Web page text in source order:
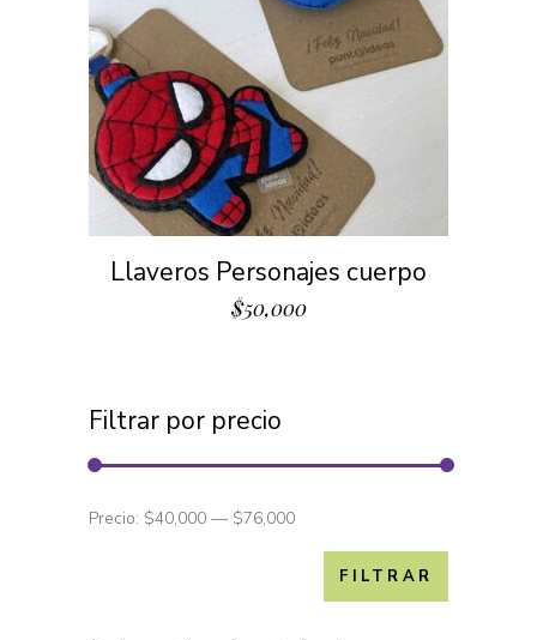
Llaveros Personajes cuerpo
$50,000
Filtrar por precio
FILTRAR
Precio: $40,000 — $76,000